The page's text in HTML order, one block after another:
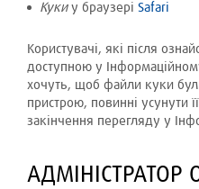
Кукиу браузеріSafari
Користувачі, які після
доступною у
хочуть, щоб файли куки
пристрою, повинні усунути
закінчення перегляду у
АДМІНІСТРАТОР